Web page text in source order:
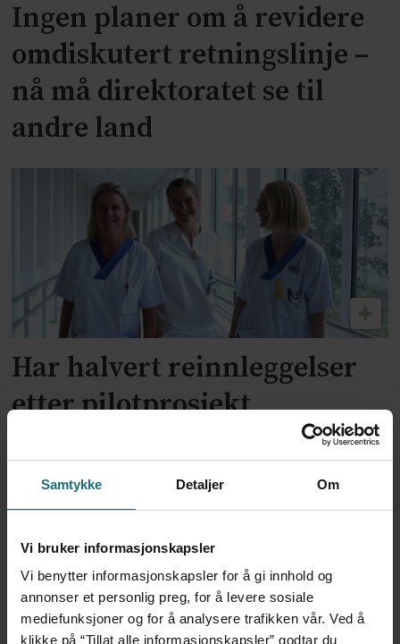
Samtykke Detaljer Om
Vi bruker informasjonskapsler
Vi benytter informasjonskapsler for å gi innhold og
annonser et personlig preg, for å levere sosiale
mediefunksjoner og for å analysere trafikken vår. Ved å
klikke på “Tillat alle informasjonskapsler” godtar du
Ingen planer om å revidere
omdiskutert retningslinje –
nå må direktoratet se til
andre land
Har halvert reinnleggelser
etter pilotprosjekt